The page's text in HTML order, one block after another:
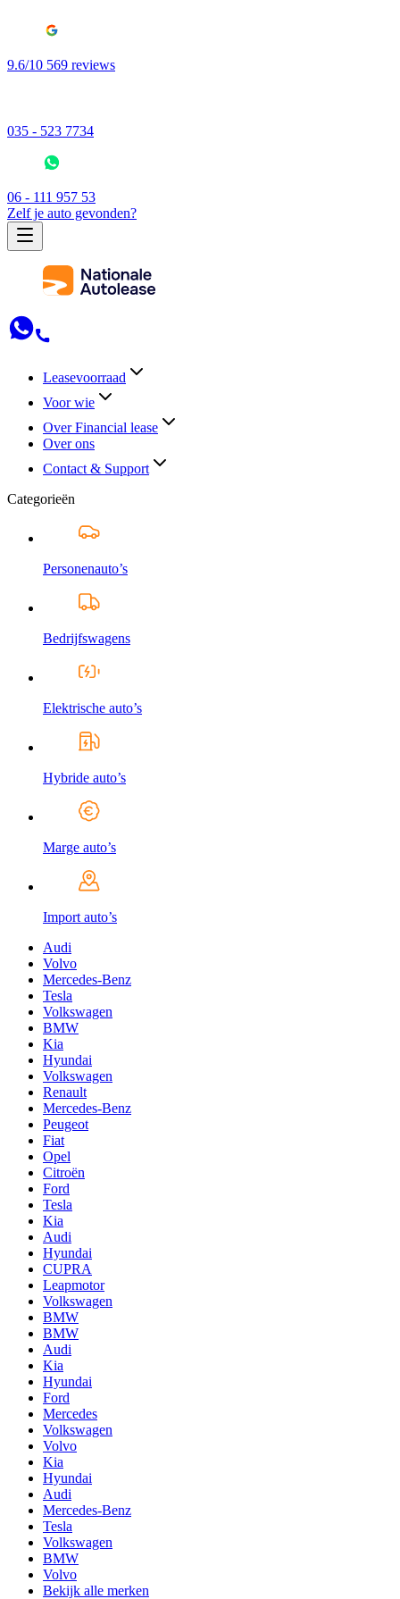
9.6/10 569 reviews
035 - 523 7734
06 - 111 957 53
Zelf je auto gevonden?
Leasevoorraad
Voor wie
Over Financial lease
Over ons
Contact & Support
Categorieën
Personenauto’s
Bedrijfswagens
Elektrische auto’s
Hybride auto’s
Marge auto’s
Import auto’s
Audi
Volvo
Mercedes-Benz
Tesla
Volkswagen
BMW
Kia
Hyundai
Volkswagen
Renault
Mercedes-Benz
Peugeot
Fiat
Opel
Citroën
Ford
Tesla
Kia
Audi
Hyundai
CUPRA
Leapmotor
Volkswagen
BMW
BMW
Audi
Kia
Hyundai
Ford
Mercedes
Volkswagen
Volvo
Kia
Hyundai
Audi
Mercedes-Benz
Tesla
Volkswagen
BMW
Volvo
Bekijk alle merken